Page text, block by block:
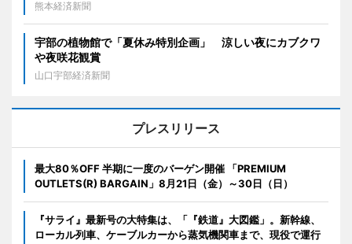
熊本経済新聞
宇部の植物館で「夏休み特別企画」 涼しい夜にカブクワ
や夜咲花観賞
山口宇部経済新聞
プレスリリース
最大80％OFF 半期に一度のバーゲン開催 「PREMIUM
OUTLETS(R) BARGAIN」8月21日（金）～30日（日）
『サライ』最新号の大特集は、「『鉄道』大図鑑」。新幹線、
ローカル列車、ケーブルカーから蒸気機関車まで、現役で運行